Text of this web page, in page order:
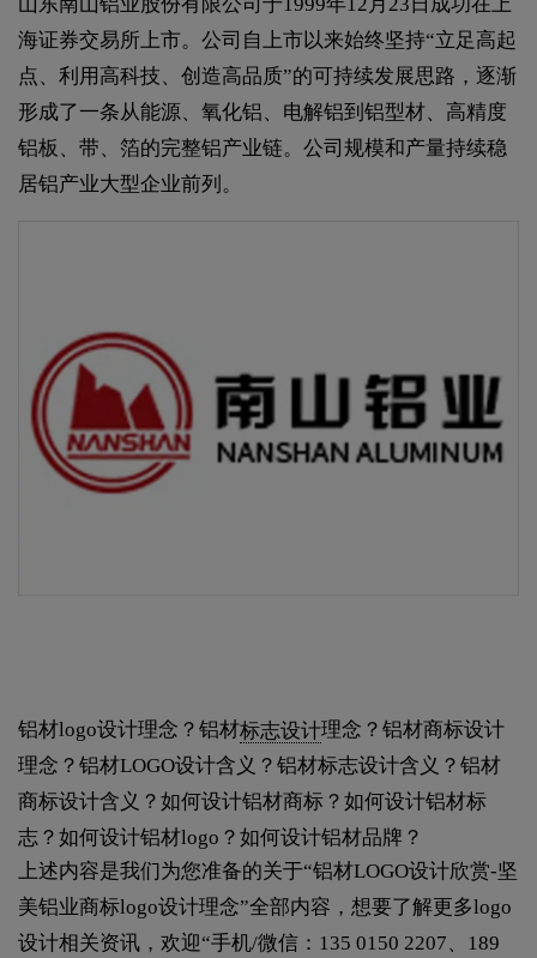
海证券交易所上市。公司自上市以来始终坚持“立足高起
点、利用高科技、创造高品质”的可持续发展思路，逐渐
形成了一条从能源、氧化铝、电解铝到铝型材、高精度
铝板、带、箔的完整铝产业链。公司规模和产量持续稳
居铝产业大型企业前列。
铝材logo设计理念？铝材标志设计理念？铝材商标设计
理念？铝材LOGO设计含义？铝材标志设计含义？铝材
商标设计含义？如何设计铝材商标？如何设计铝材标
志？如何设计铝材logo？如何设计铝材品牌？
上述内容是我们为您准备的关于“铝材LOGO设计欣赏-坚
美铝业商标logo设计理念”全部内容，想要了解更多logo
设计相关资讯，欢迎“手机/微信：135 0150 2207、189